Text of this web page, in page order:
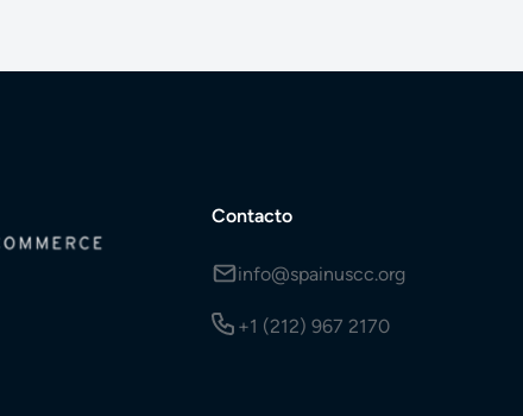
Contacto
info@spainuscc.org
+1 (212) 967 2170